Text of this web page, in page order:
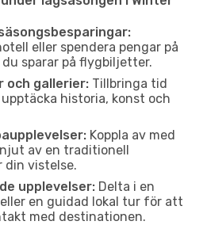
eller spendera pengar på
sparar på flygbiljetter.
och gallerier: Tillbringa tid
historia, konst och
Koppla av med
av en traditionell
din vistelse.
upplevelser: Delta i en
en guidad lokal tur för att
med destinationen.